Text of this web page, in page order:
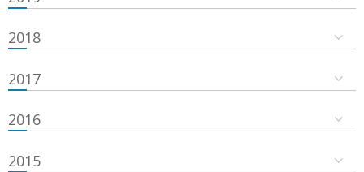
2018
2017
2016
2015